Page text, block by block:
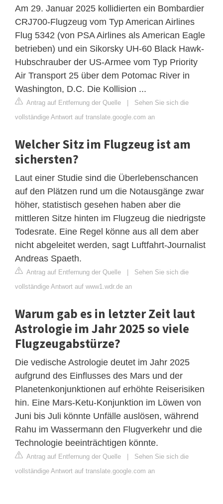
Am 29. Januar 2025 kollidierten ein Bombardier
CRJ700-Flugzeug vom Typ American Airlines
Flug 5342 (von PSA Airlines als American Eagle
betrieben) und ein Sikorsky UH-60 Black Hawk-
Hubschrauber der US-Armee vom Typ Priority
Air Transport 25 über dem Potomac River in
Washington, D.C. Die Kollision ...
Antrag auf Entfernung der Quelle | Sehen Sie sich die
vollständige Antwort auf translate.google.com an
Welcher Sitz im Flugzeug ist am
sichersten?
Laut einer Studie sind die Überlebenschancen
auf den Plätzen rund um die Notausgänge zwar
höher, statistisch gesehen haben aber die
mittleren Sitze hinten im Flugzeug die niedrigste
Todesrate. Eine Regel könne aus all dem aber
nicht abgeleitet werden, sagt Luftfahrt-Journalist
Andreas Spaeth.
Antrag auf Entfernung der Quelle | Sehen Sie sich die
vollständige Antwort auf www1.wdr.de an
Warum gab es in letzter Zeit laut
Astrologie im Jahr 2025 so viele
Flugzeugabstürze?
Die vedische Astrologie deutet im Jahr 2025
aufgrund des Einflusses des Mars und der
Planetenkonjunktionen auf erhöhte Reiserisiken
hin. Eine Mars-Ketu-Konjunktion im Löwen von
Juni bis Juli könnte Unfälle auslösen, während
Rahu im Wassermann den Flugverkehr und die
Technologie beeinträchtigen könnte.
Antrag auf Entfernung der Quelle | Sehen Sie sich die
vollständige Antwort auf translate.google.com an